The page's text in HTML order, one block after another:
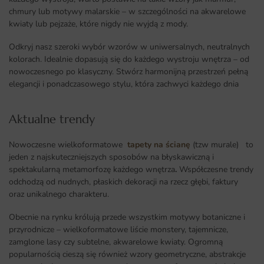
chmury lub motywy malarskie – w szczególności na akwarelowe
kwiaty lub pejzaże, które nigdy nie wyjdą z mody.
Odkryj nasz szeroki wybór wzorów w uniwersalnych, neutralnych
kolorach. Idealnie dopasują się do każdego wystroju wnętrza – od
nowoczesnego po klasyczny. Stwórz harmonijną przestrzeń pełną
elegancji i ponadczasowego stylu, która zachwyci każdego dnia
Aktualne trendy​
Nowoczesne wielkoformatowe tapety na ścianę (tzw murale) to
jeden z najskuteczniejszych sposobów na błyskawiczną i
spektakularną metamorfozę każdego wnętrza. Współczesne trendy
odchodzą od nudnych, płaskich dekoracji na rzecz głębi, faktury
oraz unikalnego charakteru.
Obecnie na rynku królują przede wszystkim motywy botaniczne i
przyrodnicze – wielkoformatowe liście monstery, tajemnicze,
zamglone lasy czy subtelne, akwarelowe kwiaty. Ogromną
popularnością cieszą się również wzory geometryczne, abstrakcje